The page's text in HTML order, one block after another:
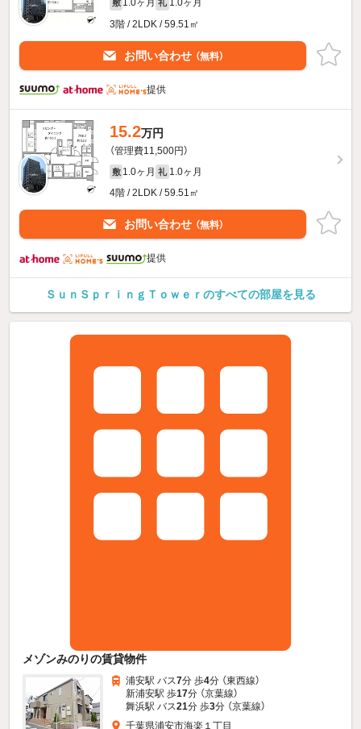
敷 1.0ヶ月 礼 1.0ヶ月
3階 / 2LDK / 59.51㎡
お問い合わせ （無料）
提供
15.2万円
（管理費11,500円）
敷 1.0ヶ月 礼 1.0ヶ月
4階 / 2LDK / 59.51㎡
お問い合わせ （無料）
提供
ＳｕｎＳｐｒｉｎｇＴｏｗｅｒのすべての部屋を見る
メゾンみのりの賃貸物件
浦安駅 バス7分 歩4分 （東西線）
新浦安駅 歩17分 （京葉線）
舞浜駅 バス21分 歩3分 （京葉線）
千葉県浦安市海楽１丁目